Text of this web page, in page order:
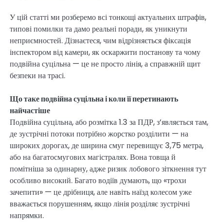
У цій статті ми розберемо всі тонкощі актуальних штрафів,
типові помилки та дамо реальні поради, як уникнути
неприємностей. Дізнаєтеся, чим відрізняється фіксація
інспектором від камери, як оскаржити постанову та чому
подвійна суцільна — це не просто лінія, а справжній щит
безпеки на трасі.
Що таке подвійна суцільна і коли її перетинають
найчастіше
Подвійна суцільна, або розмітка 1.3 за ПДР, з’являється там,
де зустрічні потоки потрібно жорстко розділити — на
широких дорогах, де ширина смуг перевищує 3,75 метра,
або на багатосмугових магістралях. Вона товща й
помітніша за одинарну, адже ризик лобового зіткнення тут
особливо високий. Багато водіїв думають, що «трохи
зачепити» — це дрібниця, але навіть наїзд колесом уже
вважається порушенням, якщо лінія розділяє зустрічні
напрямки.